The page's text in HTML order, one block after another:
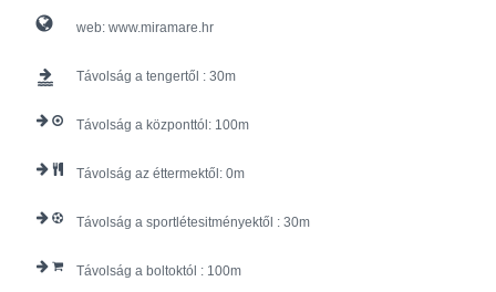
web: www.miramare.hr
Távolság a tengertől : 30
Távolság a központtól: 100
Távolság az éttermektől: 0
Távolság a sportlétesitményektől : 30
Távolság a boltoktól : 100